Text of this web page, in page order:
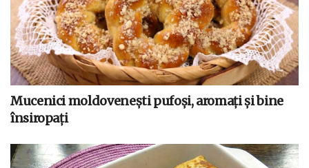
Mucenici moldovenești pufoși, aromați și bine
însiropați